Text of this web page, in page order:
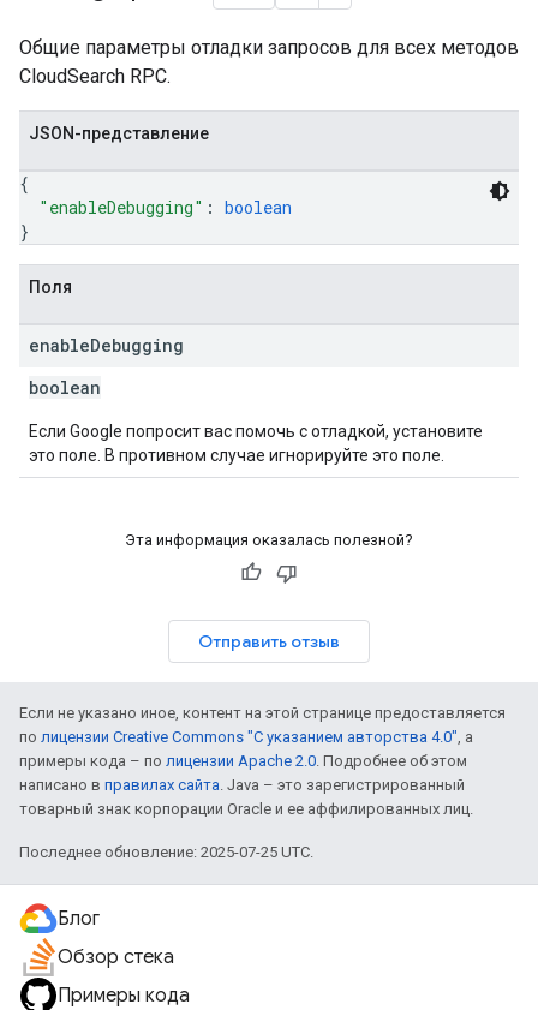
Общие параметры отладки запросов для всех методов
CloudSearch RPC.
JSON-представление
{
"enableDebugging" : boolean
}
Поля
enableDebugging
boolean
Если Google попросит вас помочь с отладкой, установите
это поле. В противном случае игнорируйте это поле.
Эта информация оказалась полезной?
Отправить отзыв
Если не указано иное, контент на этой странице предоставляется
по лицензии Creative Commons "С указанием авторства 4.0", а
примеры кода – по лицензии Apache 2.0. Подробнее об этом
написано в правилах сайта. Java – это зарегистрированный
товарный знак корпорации Oracle и ее аффилированных лиц.
Последнее обновление: 2025-07-25 UTC.
Блог
Обзор стека
Примеры кода